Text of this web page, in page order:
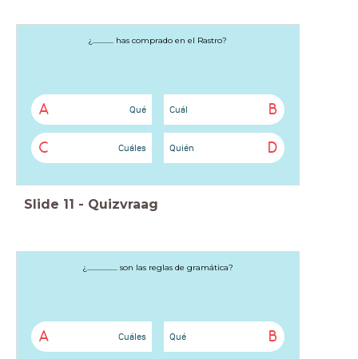
¿............. has comprado en el Rastro?
A Qué B
Cuál
C Cuáles D
Quién
Slide 11 - Quizvraag
¿................... son las reglas de gramática?
A Cuáles B
Qué